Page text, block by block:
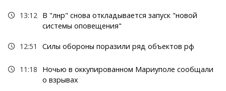
13:12
В "лнр" снова откладывается запуск "новой
системы оповещения"
12:51 Силы обороны поразили ряд объектов рф
11:18
Ночью в оккупированном Мариуполе сообщали
о взрывах